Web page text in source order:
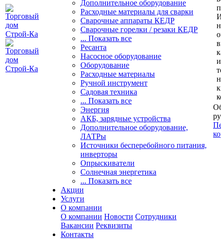
Дополнительное оборудование
Расходные материалы для сварки
Сварочные аппараты КЕДР
Сварочные горелки / резаки КЕДР
... Показать все
Ресанта
Насосное оборудование
Оборудование
Расходные материалы
Ручной инструмент
Садовая техника
... Показать все
Энергия
АКБ, зарядные устройства
Дополнительное оборудование,
ЛАТРы
Источники бесперебойного питания,
инверторы
Опрыскиватели
Солнечная энергетика
... Показать все
Акции
Услуги
О компании
О компании Новости Сотрудники
Вакансии Реквизиты
Контакты